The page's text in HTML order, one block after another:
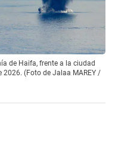
de Haifa, frente a la ciudad
2026. (Foto de Jalaa MAREY /